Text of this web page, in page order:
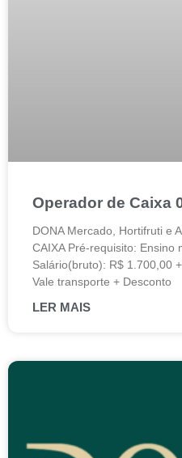
Operador de Caixa
DONA Mercado, Hortifruti e
CAIXA Pré-requisito: Ensino
Salário(bruto): R$ 1.700,00
Vale transporte + Desconto
LER MAIS